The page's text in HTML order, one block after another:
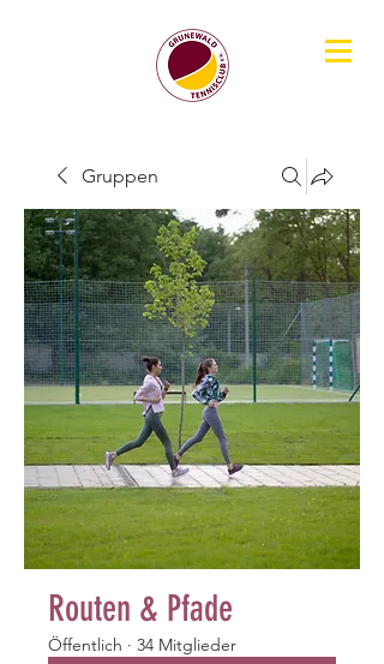
Gruppen
Routen & Pfade
Öffentlich · 34 Mitglieder